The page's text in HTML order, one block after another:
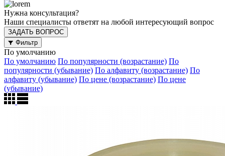
Нужна консультация?
Наши специалисты ответят на любой интересующий вопрос
ЗАДАТЬ ВОПРОС
Фильтр
По умолчанию
По умолчанию По популярности (возрастание) По
популярности (убывание) По алфавиту (возрастание) По
алфавиту (убывание) По цене (возрастание) По цене
(убывание)